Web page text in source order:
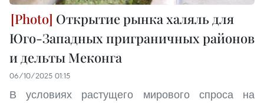
Открытие рынка халяль для
Юго-Западных приграничных районов
и дельты Меконга
06/10/2025 01:15
В условиях растущего мирового спроса на